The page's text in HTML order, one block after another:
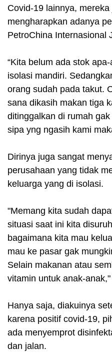
Covid-19 lainnya,
mengharapkan adanya
PetroChina Internasional
“Kita belum ada stok
isolasi mandiri.
orang sudah pada takut.
sana dikasih makan tiga
ditinggalkan di rumah
sipa yng ngasih kami
Dirinya juga sangat
perusahaan yang tidak
keluarga yang di isolasi.
"Memang kita sudah
situasi saat ini kita
bagaimana kita mau
mau ke pasar gak
Selain makanan atau
vitamin untuk anak-
Hanya saja, diakuinya
karena positif covid-19,
ada menyemprot
dan jalan.